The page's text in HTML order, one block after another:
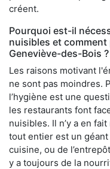
créent.
Pourquoi est-il
nuisibles et
Geneviève-des-Bois ?
Les raisons motivant
ne sont pas moindres.
l’hygiène est une
les restaurants font
nuisibles. Il n’y a en
tout entier est un géant
cuisine, ou de
y a toujours de la